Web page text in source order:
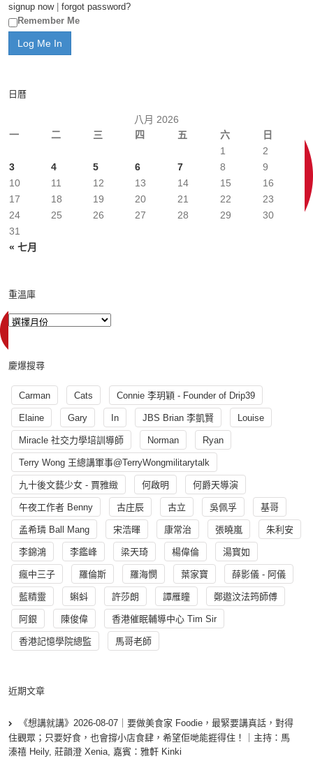
signup now| forgot password?
Remember Me
日曆
八月 2026
一
二 三 四 五 六 日
« 七月
1
2
3
4 5 6 7 8
9
10
11 12 13 14 15
16
17
18 19 20 21 22
23
24
25 26 27 28 29
30
31
重溫庫
慶爆搜尋
Carman Cats Connie 李玥穎 - Founder of Drip39
Elaine Gary In JBS Brian 李凱賢 Louise
Miracle 社交力學培訓導師 Norman Ryan
Terry Wong 王總講軍事@TerryWongmilitarytalk
九十後文藝少女 - 賈雅緻 何啟明 何爵天導演
午夜工作者 Benny 古庄辰 古立 吳佩孚 基哥
孟希璘 Ball Mang 宋浩暉 康常治 張曉嵐 朱利安
李錦鴻 李鑑峰 梁天琦 楊偉倫 湯寳如
瘋中三子 羅倫斯 羅海憫 葉家寶 薛影儀 - 阿儀
藍精靈 蝌蚪 許莎朗 譚雁瞳 鄭遨汶法筠師傅
阿銀 陳俊偉 香港催眠輔導中心 Tim Sir
香港記憶學院總監 馬哥老師
近期文章
《想講就講》2026-08-07｜要做美食家 Foodie，最緊要講真話，對得
住觀眾；只要好食，也會撐小店食肆，希望佢哋能捱得住！｜主持：馬
溱禧 Heily, 莊韻澄 Xenia, 嘉賓：雅軒 Kinki